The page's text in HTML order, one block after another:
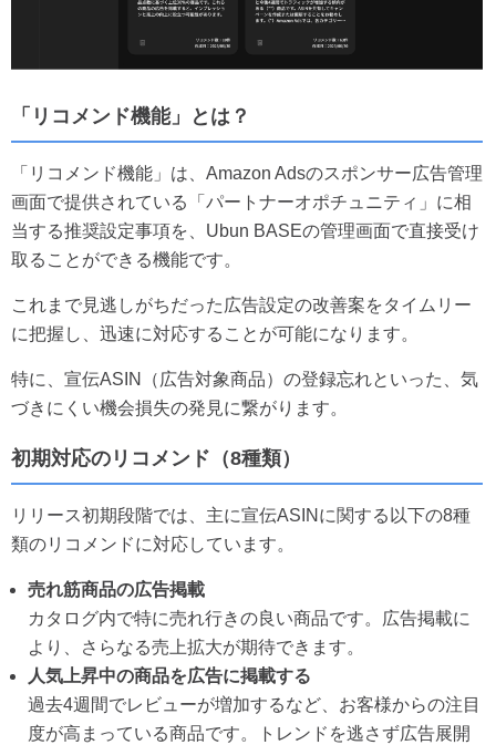
「リコメンド機能」とは？
「リコメンド機能」は、Amazon Adsのスポンサー広告管理
画面で提供されている「パートナーオポチュニティ」に相
当する推奨設定事項を、Ubun BASEの管理画面で直接受け
取ることができる機能です。
これまで見逃しがちだった広告設定の改善案をタイムリー
に把握し、迅速に対応することが可能になります。
特に、宣伝ASIN（広告対象商品）の登録忘れといった、気
づきにくい機会損失の発見に繋がります。
初期対応のリコメンド（8種類）
リリース初期段階では、主に宣伝ASINに関する以下の8種
類のリコメンドに対応しています。
売れ筋商品の広告掲載
カタログ内で特に売れ行きの良い商品です。広告掲載に
より、さらなる売上拡大が期待できます。
人気上昇中の商品を広告に掲載する
過去4週間でレビューが増加するなど、お客様からの注目
度が高まっている商品です。トレンドを逃さず広告展開